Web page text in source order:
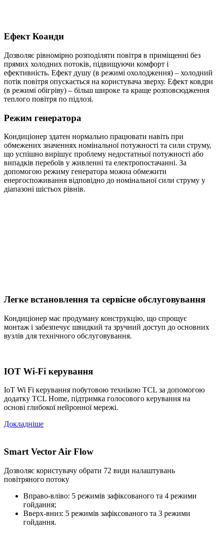
Ефект Коанди
Дозволяє рівномірно розподіляти повітря в приміщенні без
прямих холодних потоків, підвищуючи комфорт і
ефективність. Ефект душу (в режимі охолодження) – холодний
потік повітря опускається на користувача зверху. Ефект ковдри
(в режимі обігріву) – більш широке та краще розповсюдження
теплого повітря по підлозі.
Режим генератора
Кондиціонер здатен нормально працювати навіть при
обмежених значеннях номінальної потужності та сили струму,
що успішно вирішує проблему недостатньої потужності або
випадків перебоїв у живленні та електропостачанні. За
допомогою режиму генератора можна обмежити
енергоспоживання відповідно до номінальної сили струму у
діапазоні шістьох рівнів.
Легке встановлення та сервісне обслуговування
Кондиціонер має продуману конструкцію, що спрощує
монтаж і забезпечує швидкий та зручний доступ до основних
вузлів для технічного обслуговування.
IOT Wi-Fi керування
IoT Wi Fi керування побутовою технікою TCL за допомогою
додатку TCL Home, підтримка голосового керування на
основі глибокої нейронної мережі.
Докладніше
Smart Vector Air Flow
Дозволяє користувачу обрати 72 види налаштувань
повітряного потоку
Вправо-вліво: 5 режимів зафіксованого та 4 режими
гойдання;
Вверх-вниз: 5 режимів зафіксованого та 3 режими
гойдання.